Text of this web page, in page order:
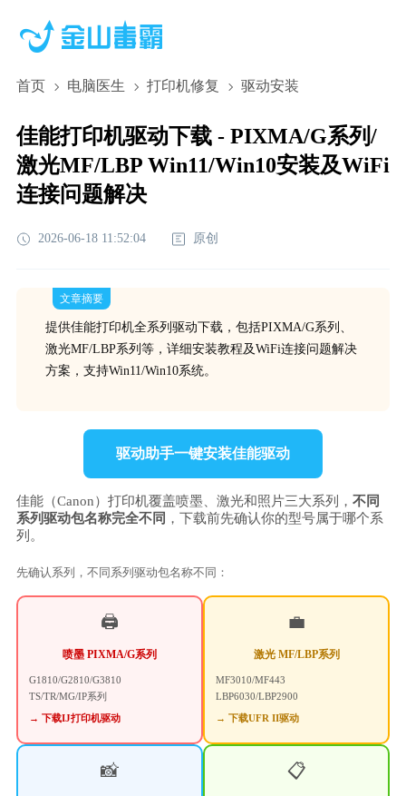
首页 电脑医生 打印机修复 驱动安装
佳能打印机驱动下载 - PIXMA/G系列/
激光MF/LBP Win11/Win10安装及WiFi
连接问题解决
2026-06-18 11:52:04 原创
文章摘要
提供佳能打印机全系列驱动下载，包括PIXMA/G系列、
激光MF/LBP系列等，详细安装教程及WiFi连接问题解决
方案，支持Win11/Win10系统。
驱动助手一键安装佳能驱动
佳能（Canon）打印机覆盖喷墨、激光和照片三大系列， 不同
系列驱动包名称完全不同 ，下载前先确认你的型号属于哪个系
列。
先确认系列，不同系列驱动包名称不同：
🖨️
喷墨 PIXMA/G系列
G1810/G2810/G3810
TS/TR/MG/IP系列
→ 下载IJ打印机驱动
💼
激光 MF/LBP系列
MF3010/MF443
LBP6030/LBP2900
→ 下载UFR II驱动
📸 📋